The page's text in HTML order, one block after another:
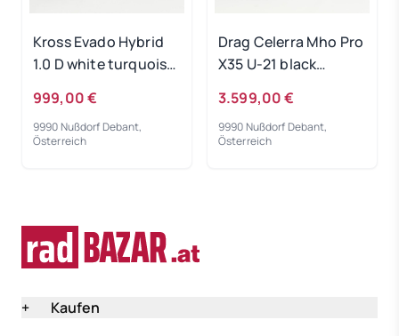
Kross Evado Hybrid
1.0 D white turquoise
999,00 €
9990 Nußdorf Debant,
Österreich
Drag Celerra Mho Pro
X35 U-21 black
Gebrauchtrad
3.599,00 €
9990 Nußdorf Debant,
Österreich
+
Kaufen